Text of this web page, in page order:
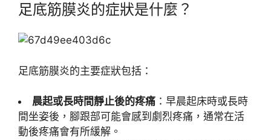
足底筋膜炎的症狀是什麼？
足底筋膜炎的主要症狀包括：
晨起或長時間靜止後的疼痛 ：早晨起床時或長時
間坐姿後，腳跟部可能會感到劇烈疼痛，通常在活
動後疼痛會有所緩解。